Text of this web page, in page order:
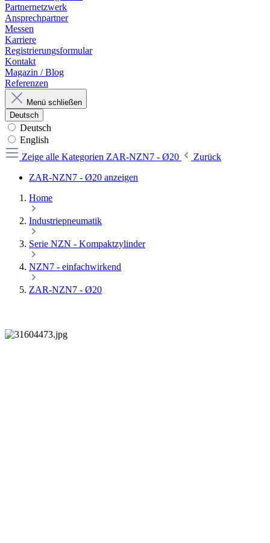
Partnernetzwerk
Ansprechpartner
Messen
Karriere
Registrierungsformular
Kontakt
Magazin / Blog
Referenzen
Menü schließen
Deutsch
Deutsch
English
Zeige alle Kategorien ZAR-NZN7 - Ø20
Zurück
ZAR-NZN7 - Ø20 anzeigen
Home
Industriepneumatik
Serie NZN - Kompaktzylinder
NZN7 - einfachwirkend
ZAR-NZN7 - Ø20